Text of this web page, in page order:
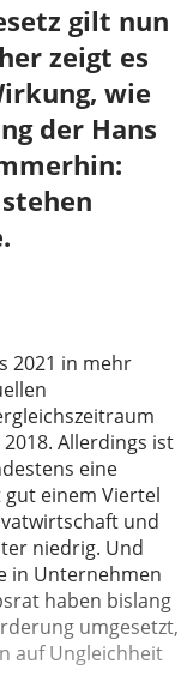
gilt nun
zeigt es
wie
der Hans
2021 in mehr
Allerdings ist
eine
einem Viertel
und
niedrig. Und
in Unternehmen
haben bislang
umgesetzt,
auf Ungleichheit